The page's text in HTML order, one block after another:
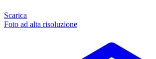
Scarica
Foto ad alta risoluzione